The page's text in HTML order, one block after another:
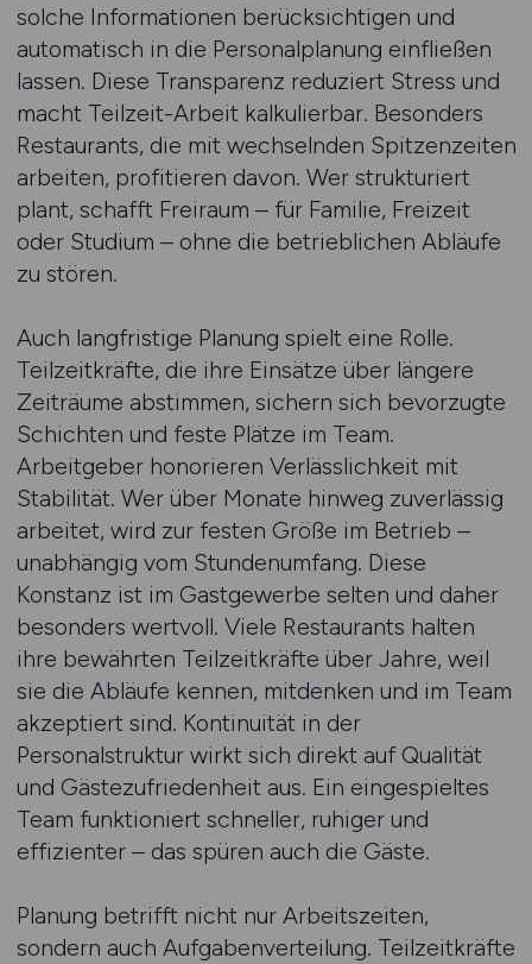
solche Informationen berücksichtigen und
automatisch in die Personalplanung einfließen
lassen. Diese Transparenz reduziert Stress und
macht Teilzeit-Arbeit kalkulierbar. Besonders
Restaurants, die mit wechselnden Spitzenzeiten
arbeiten, profitieren davon. Wer strukturiert
plant, schafft Freiraum – für Familie, Freizeit
oder Studium – ohne die betrieblichen Abläufe
zu stören.
Auch langfristige Planung spielt eine Rolle.
Teilzeitkräfte, die ihre Einsätze über längere
Zeiträume abstimmen, sichern sich bevorzugte
Schichten und feste Plätze im Team.
Arbeitgeber honorieren Verlässlichkeit mit
Stabilität. Wer über Monate hinweg zuverlässig
arbeitet, wird zur festen Größe im Betrieb –
unabhängig vom Stundenumfang. Diese
Konstanz ist im Gastgewerbe selten und daher
besonders wertvoll. Viele Restaurants halten
ihre bewährten Teilzeitkräfte über Jahre, weil
sie die Abläufe kennen, mitdenken und im Team
akzeptiert sind. Kontinuität in der
Personalstruktur wirkt sich direkt auf Qualität
und Gästezufriedenheit aus. Ein eingespieltes
Team funktioniert schneller, ruhiger und
effizienter – das spüren auch die Gäste.
Planung betrifft nicht nur Arbeitszeiten,
sondern auch Aufgabenverteilung. Teilzeitkräfte